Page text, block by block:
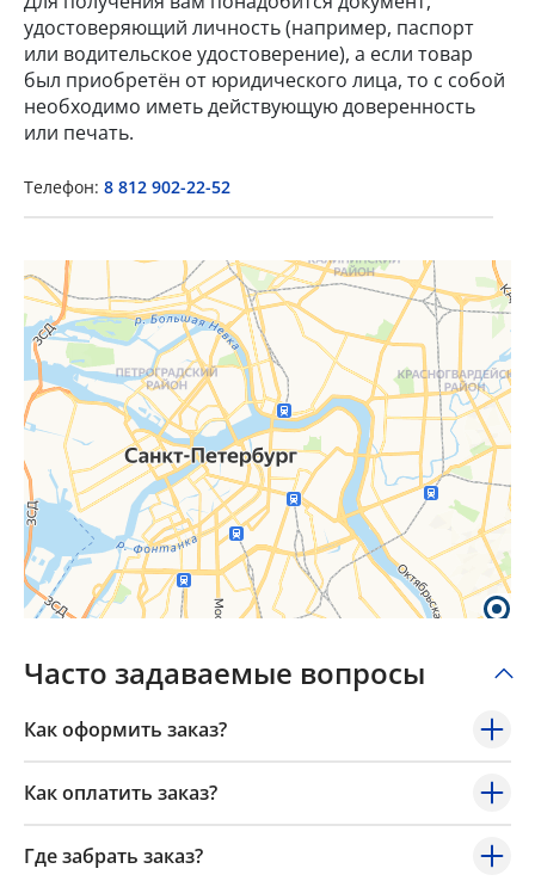
удостоверяющий личность (например, паспорт
или водительское удостоверение), а если товар
был приобретён от юридического лица, то с собой
необходимо иметь действующую доверенность
или печать.
Телефон: 8 812 902-22-52
Часто задаваемые вопросы
Как оформить заказ?
Как оплатить заказ?
Где забрать заказ?
Popup Title
Popup Content